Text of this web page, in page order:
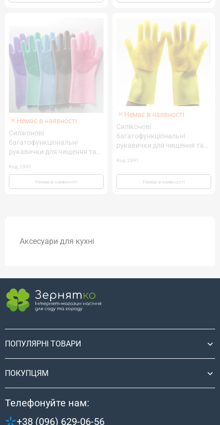
Немає в наявності
Силіконові
багатофункціональні
рукавички для чищення та
Код: 2390
Немає в наявності
Немає в наявності
Силіконові
багатофункціональні
рукавички для чищення та
Код: 2391
Немає в наявності
Аксесуари для кухні
ПОПУЛЯРНІ ТОВАРИ
ПОКУПЦЯМ
Телефонуйте нам:
+38 (096) 629-06-56